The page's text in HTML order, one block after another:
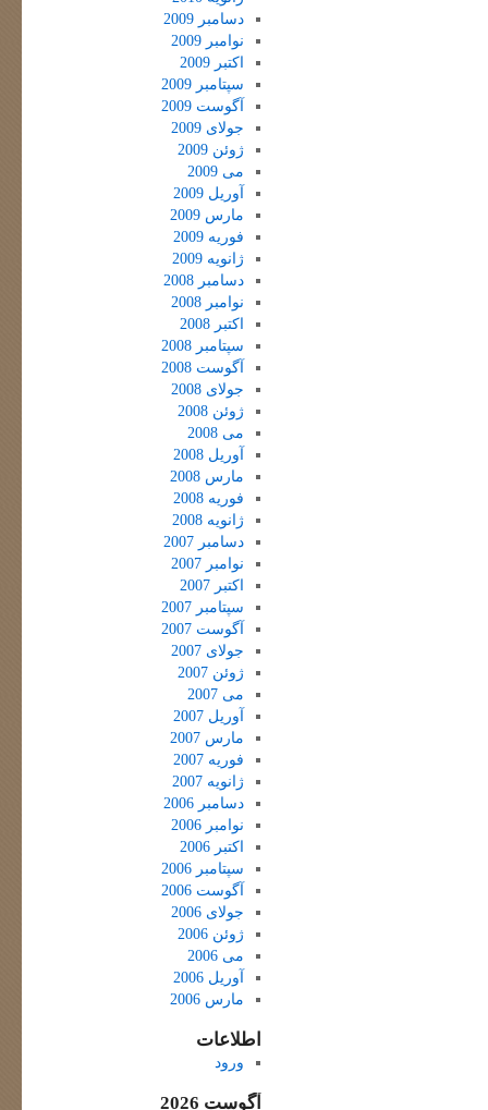
دسامبر 2009
نوامبر 2009
اکتبر 2009
سپتامبر 2009
آگوست 2009
جولای 2009
ژوئن 2009
می 2009
آوریل 2009
مارس 2009
فوریه 2009
ژانویه 2009
دسامبر 2008
نوامبر 2008
اکتبر 2008
سپتامبر 2008
آگوست 2008
جولای 2008
ژوئن 2008
می 2008
آوریل 2008
مارس 2008
فوریه 2008
ژانویه 2008
دسامبر 2007
نوامبر 2007
اکتبر 2007
سپتامبر 2007
آگوست 2007
جولای 2007
ژوئن 2007
می 2007
آوریل 2007
مارس 2007
فوریه 2007
ژانویه 2007
دسامبر 2006
نوامبر 2006
اکتبر 2006
سپتامبر 2006
آگوست 2006
جولای 2006
ژوئن 2006
می 2006
آوریل 2006
مارس 2006
اطلاعات
ورود
آگوست 2026